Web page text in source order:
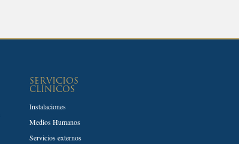
SERVICIOS
CLÍNICOS
Instalaciones
Medios Humanos
Servicios externos